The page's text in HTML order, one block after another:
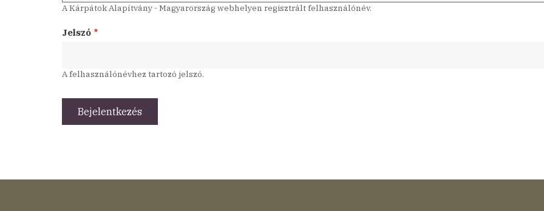
A Kárpátok Alapítvány - Magyarország webhelyen regisztrált felhasználónév.
Jelszó
A felhasználónévhez tartozó jelszó.